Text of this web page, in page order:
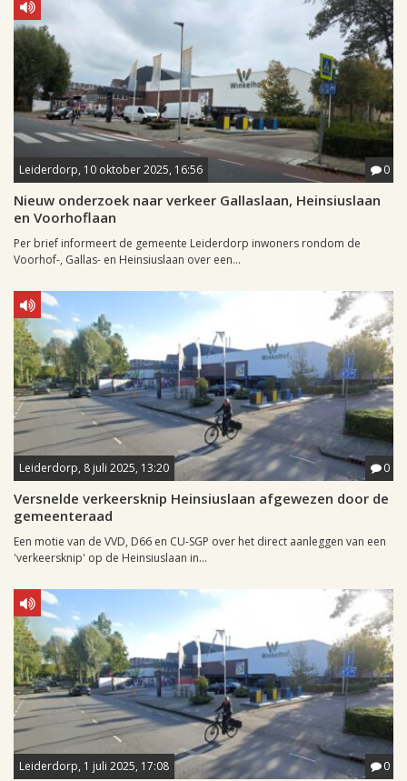
Leiderdorp, 10 oktober 2025, 16:56 0
Nieuw onderzoek naar verkeer Gallaslaan, Heinsiuslaan
en Voorhoflaan
Per brief informeert de gemeente Leiderdorp inwoners rondom de
Voorhof-, Gallas- en Heinsiuslaan over een...
Leiderdorp, 8 juli 2025, 13:20 0
Versnelde verkeersknip Heinsiuslaan afgewezen door de
gemeenteraad
Een motie van de VVD, D66 en CU-SGP over het direct aanleggen van een
'verkeersknip' op de Heinsiuslaan in...
Leiderdorp, 1 juli 2025, 17:08 0